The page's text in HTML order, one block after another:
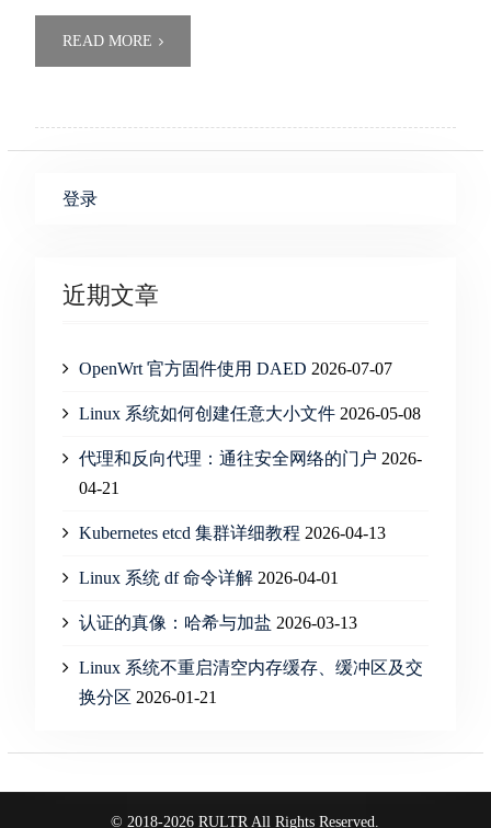
READ MORE
登录
近期文章
OpenWrt 官方固件使用 DAED 2026-07-07
Linux 系统如何创建任意大小文件 2026-05-08
代理和反向代理：通往安全网络的门户 2026-
04-21
Kubernetes etcd 集群详细教程 2026-04-13
Linux 系统 df 命令详解 2026-04-01
认证的真像：哈希与加盐 2026-03-13
Linux 系统不重启清空内存缓存、缓冲区及交
换分区 2026-01-21
© 2018-2026 RULTR All Rights Reserved.